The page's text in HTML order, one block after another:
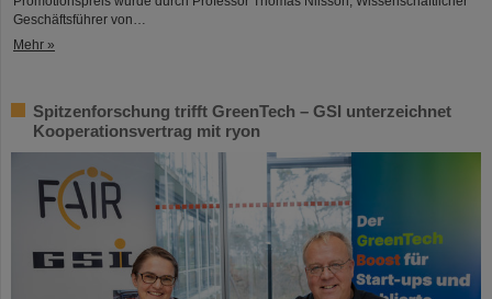
Geschäftsführer von…
Mehr »
Spitzenforschung trifft GreenTech – GSI unterzeichnet
Kooperationsvertrag mit ryon